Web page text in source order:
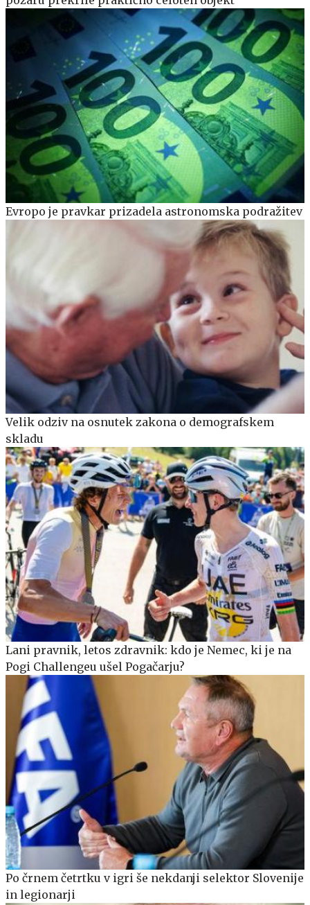
Evropo je pravkar prizadela astronomska podražitev
Velik odziv na osnutek zakona o demografskem
skladu
Lani pravnik, letos zdravnik: kdo je Nemec, ki je na
Pogi Challengeu ušel Pogačarju?
Po črnem četrtku v igri še nekdanji selektor Slovenije
in legionarji